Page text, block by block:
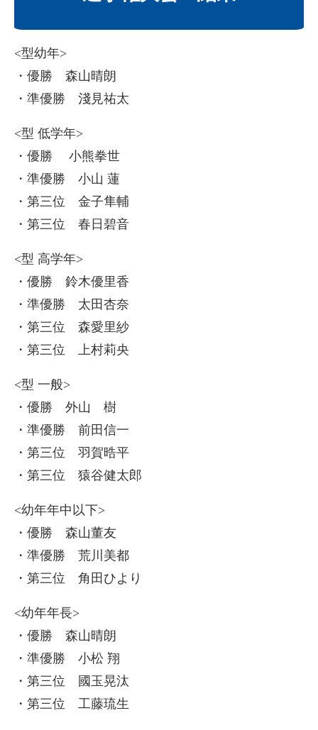
<型幼年>
・優勝 森山晴朗
・準優勝 淺見祐太
<型 低学年>
・優勝 小熊拳世
・準優勝 小山 蓮
・第三位 金子隼輔
・第三位 春日碧音
<型 高学年>
・優勝 鈴木優里香
・準優勝 太田杏奈
・第三位 森愛里紗
・第三位 上村莉央
<型 一般>
・優勝 外山 樹
・準優勝 前田信一
・第三位 羽賀晧平
・第三位 猿谷健太郎
<幼年年中以下>
・優勝 森山董友
・準優勝 荒川美都
・第三位 角田ひより
<幼年年長>
・優勝 森山晴朗
・準優勝 小松 翔
・第三位 國玉晃汰
・第三位 工藤琉生